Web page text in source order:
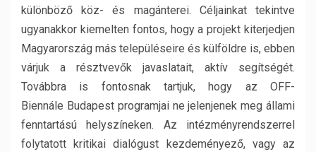
különböző köz- és magánterei. Céljainkat tekintve
ugyanakkor kiemelten fontos, hogy a projekt kiterjedjen
Magyarország más településeire és külföldre is, ebben
várjuk a résztvevők javaslatait, aktív segítségét.
Továbbra is fontosnak tartjuk, hogy az OFF-
Biennále Budapest programjai ne jelenjenek meg állami
fenntartású helyszíneken. Az intézményrendszerrel
folytatott kritikai dialógust kezdeményező, vagy az